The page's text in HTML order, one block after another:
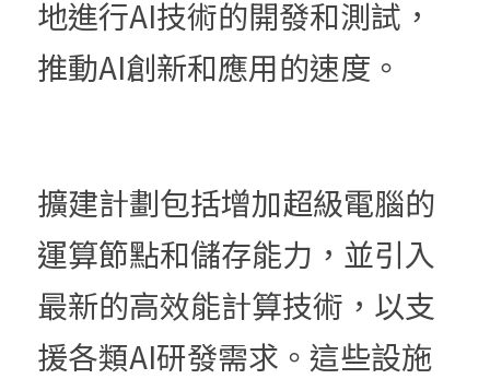
地進行AI技術的開發和測試，
推動AI創新和應用的速度。
擴建計劃包括增加超級電腦的
運算節點和儲存能力，並引入
最新的高效能計算技術，以支
援各類AI研發需求。這些設施